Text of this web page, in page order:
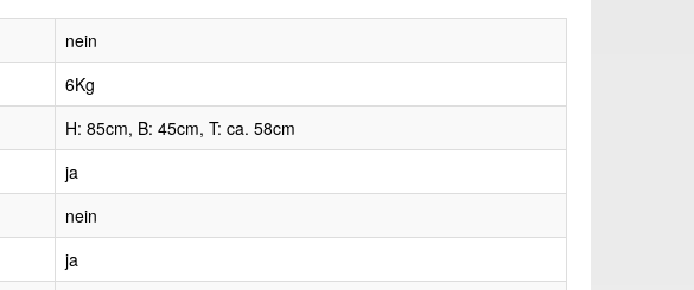
nein
6Kg
H: 85cm, B: 45cm, T: ca. 58cm
ja
nein
ja